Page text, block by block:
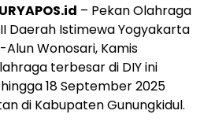
– Pekan Olahraga
Daerah Istimewa Yogyakarta
Wonosari, Kamis
terbesar di DIY ini
18 September 2025
di Kabupaten Gunungkidul.